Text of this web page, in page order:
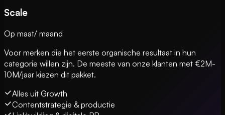
Scale
Op maat/ maand
Voor merken die het eerste organische resultaat in hun
categorie willen zijn. De meeste van onze klanten met €2M-
10M/jaar kiezen dit pakket.
Alles uit Growth
Contentstrategie & productie